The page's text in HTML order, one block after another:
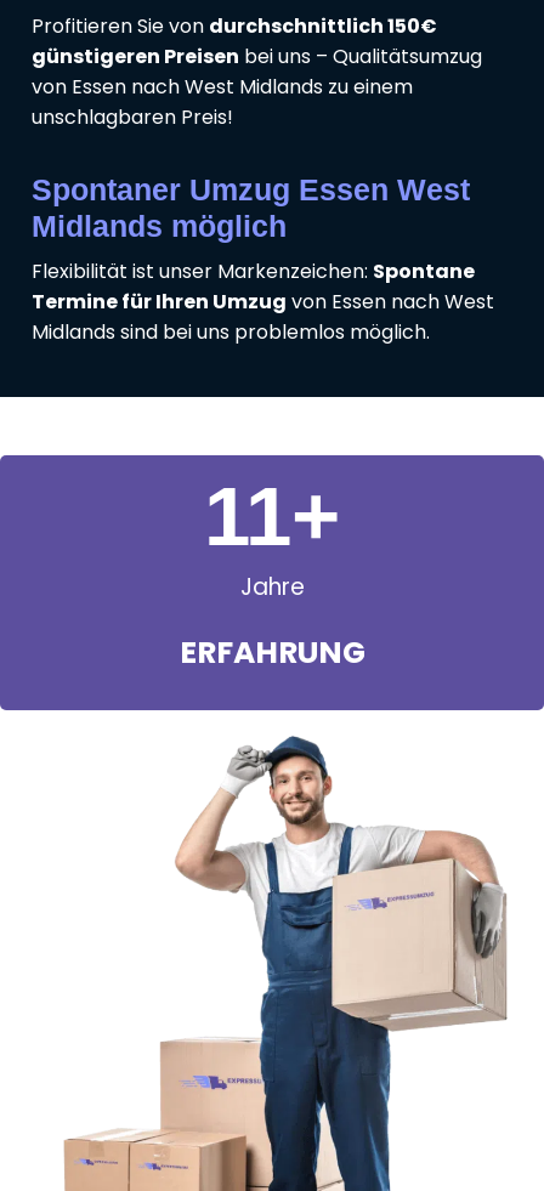
Profitieren Sie von durchschnittlich 150€
günstigeren Preisen bei uns – Qualitätsumzug
von Essen nach West Midlands zu einem
unschlagbaren Preis!
Spontaner Umzug Essen West
Midlands möglich
Flexibilität ist unser Markenzeichen: Spontane
Termine für Ihren Umzug von Essen nach West
Midlands sind bei uns problemlos möglich.
Jahre
ERFAHRUNG
11+